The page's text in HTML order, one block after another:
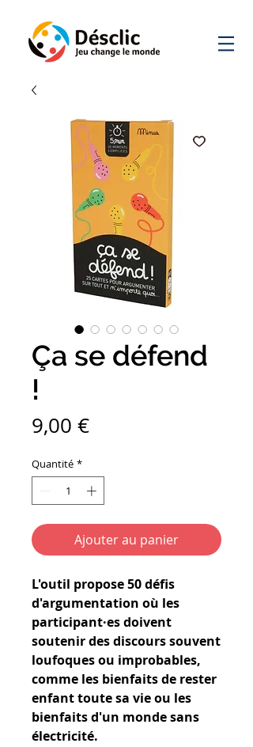
Ça se défend
!
9,00 €Prix
Quantité *
Ajouter au panier
L'outil propose 50 défis
d'argumentation où les
participant·es doivent
soutenir des discours souvent
loufoques ou improbables,
comme les bienfaits de rester
enfant toute sa vie ou les
bienfaits d'un monde sans
électricité.